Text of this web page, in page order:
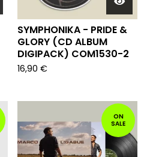
SYMPHONIKA - PRIDE &
GLORY (CD ALBUM
DIGIPACK) COM1530-2
16,90 €
ON
SALE